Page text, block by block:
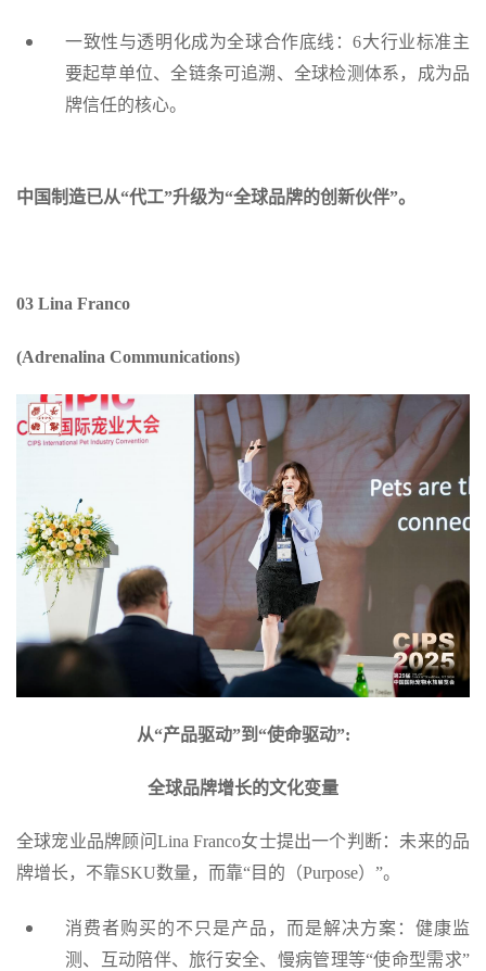
一致性与透明化成为全球合作底线：6大行业标准主
要起草单位、全链条可追溯、全球检测体系，成为品
牌信任的核心。
中国制造已从“代工”升级为“全球品牌的创新伙伴”。
03 Lina Franco
(Adrenalina Communications)
从“产品驱动”到“使命驱动”:
全球品牌增长的文化变量
全球宠业品牌顾问Lina Franco女士提出一个判断：未来的品
牌增长，不靠SKU数量，而靠“目的（Purpose）”。
消费者购买的不只是产品，而是解决方案：健康监
测、互动陪伴、旅行安全、慢病管理等“使命型需求”